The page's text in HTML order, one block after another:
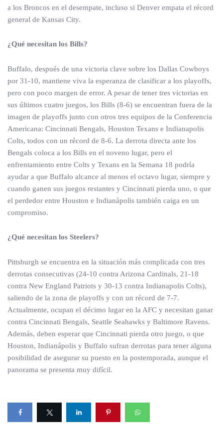
a los Broncos en el desempate, incluso si Denver empata el récord
general de Kansas City.
¿Qué necesitan los Bills?
Buffalo, después de una victoria clave sobre los Dallas Cowboys
por 31-10, mantiene viva la esperanza de clasificar a los playoffs,
pero con poco margen de error. A pesar de tener tres victorias en
sus últimos cuatro juegos, los Bills (8-6) se encuentran fuera de la
imagen de playoffs junto con otros tres equipos de la Conferencia
Americana: Cincinnati Bengals, Houston Texans e Indianapolis
Colts, todos con un récord de 8-6. La derrota directa ante los
Bengals coloca a los Bills en el noveno lugar, pero el
enfrentamiento entre Colts y Texans en la Semana 18 podría
ayudar a que Buffalo alcance al menos el octavo lugar, siempre y
cuando ganen sus juegos restantes y Cincinnati pierda uno, o que
el perdedor entre Houston e Indianápolis también caiga en un
compromiso.
¿Qué necesitan los Steelers?
Pittsburgh se encuentra en la situación más complicada con tres
derrotas consecutivas (24-10 contra Arizona Cardinals, 21-18
contra New England Patriots y 30-13 contra Indianapolis Colts),
saliendo de la zona de playoffs y con un récord de 7-7.
Actualmente, ocupan el décimo lugar en la AFC y necesitan ganar
contra Cincinnati Bengals, Seattle Seahawks y Baltimore Ravens.
Además, deben esperar que Cincinnati pierda otro juego, o que
Houston, Indianápolis y Buffalo sufran derrotas para tener alguna
posibilidad de asegurar su puesto en la postemporada, aunque el
panorama se presenta muy difícil.